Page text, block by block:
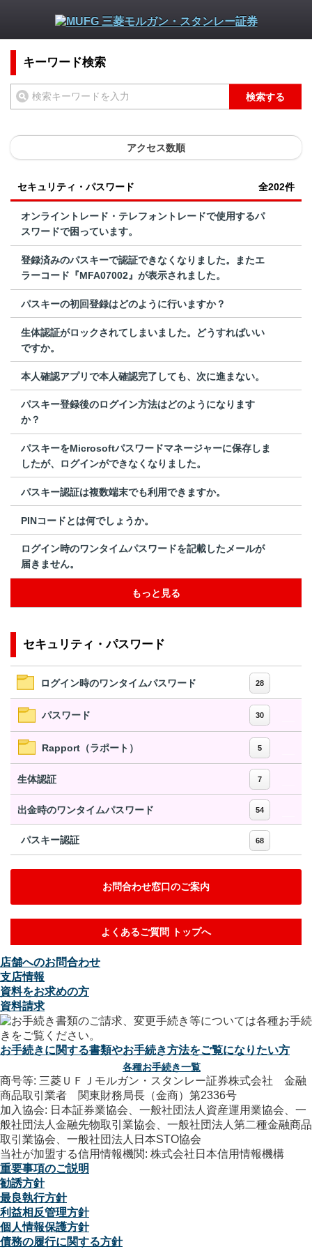
キーワード検索
検索する
アクセス数順
セキュリティ・パスワード 全202件
オンライントレード・テレフォントレードで使用するパ
スワードで困っています。
登録済みのパスキーで認証できなくなりました。またエ
ラーコード『MFA07002』が表示されました。
パスキーの初回登録はどのように行いますか？
生体認証がロックされてしまいました。どうすればいい
ですか。
本人確認アプリで本人確認完了しても、次に進まない。
パスキー登録後のログイン方法はどのようになります
か？
パスキーをMicrosoftパスワードマネージャーに保存しま
したが、ログインができなくなりました。
パスキー認証は複数端末でも利用できますか。
PINコードとは何でしょうか。
ログイン時のワンタイムパスワードを記載したメールが
届きません。
もっと見る
セキュリティ・パスワード
ログイン時のワンタイムパスワード 28
パスワード 30
Rapport（ラポート） 5
生体認証 7
出金時のワンタイムパスワード 54
パスキー認証 68
お問合わせ窓口のご案内
よくあるご質問 トップへ
店舗へのお問合わせ
支店情報
資料をお求めの方
資料請求
お手続きに関する書類やお手続き方法をご覧になりたい方
各種お手続き一覧
商号等: 三菱ＵＦＪモルガン・スタンレー証券株式会社 金融
商品取引業者 関東財務局長（金商）第2336号
加入協会: 日本証券業協会、一般社団法人資産運用業協会、一
般社団法人金融先物取引業協会、一般社団法人第二種金融商品
取引業協会、一般社団法人日本STO協会
当社が加盟する信用情報機関: 株式会社日本信用情報機構
重要事項のご説明
勧誘方針
最良執行方針
利益相反管理方針
個人情報保護方針
債務の履行に関する方針